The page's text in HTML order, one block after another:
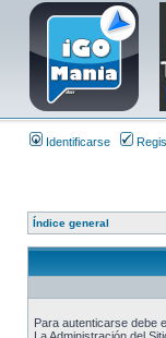
Identificarse
Índice general
Para autenticarse debe